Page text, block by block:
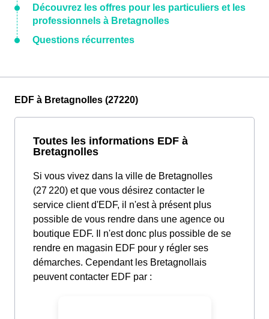
Découvrez les offres pour les particuliers et les
professionnels à Bretagnolles
Questions récurrentes
EDF à Bretagnolles (27220)
Toutes les informations EDF à
Bretagnolles
Si vous vivez dans la ville de Bretagnolles
(27 220) et que vous désirez contacter le
service client d'EDF, il n'est à présent plus
possible de vous rendre dans une agence ou
boutique EDF. Il n'est donc plus possible de se
rendre en magasin EDF pour y régler ses
démarches. Cependant les Bretagnollais
peuvent contacter EDF par :